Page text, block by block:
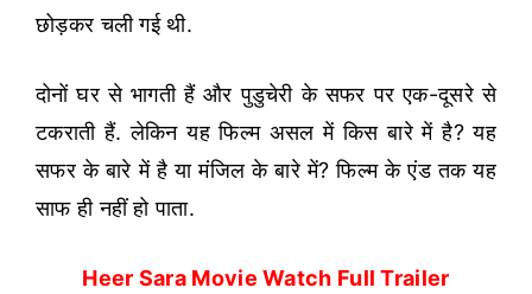
छोड़कर चली गई थी.
दोनों घर से भागती हैं और पुडुचेरी के सफर पर एक-दूसरे से
टकराती हैं. लेकिन यह फिल्म असल में किस बारे में है? यह
सफर के बारे में है या मंजिल के बारे में? फिल्म के एंड तक यह
साफ ही नहीं हो पाता.
Heer Sara Movie Watch Full Trailer